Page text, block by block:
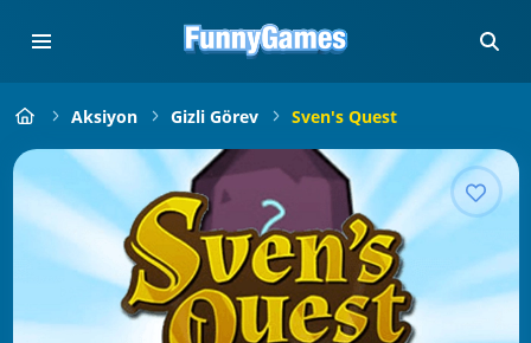
Aksiyon Gizli Görev Sven's Quest